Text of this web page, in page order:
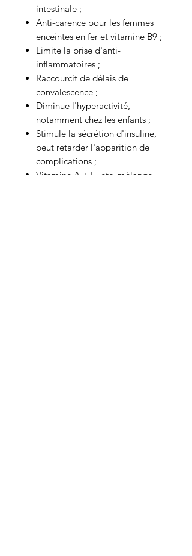
intestinale ;
Anti-carence pour les femmes
enceintes en fer et vitamine B9 ;
Limite la prise d'anti-
inflammatoires ;
Raccourcit de délais de
convalescence ;
Diminue l'hyperactivité,
notamment chez les enfants ;
Stimule la sécrétion d'insuline,
peut retarder l'apparition de
complications ;
Vitamine A + E, etc. mélange